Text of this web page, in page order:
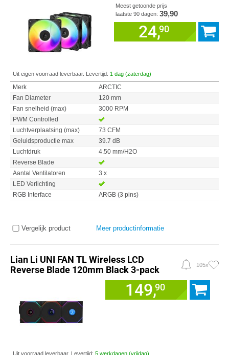
Meest getoonde prijs
laatste 90 dagen: 39,90
24,90
Uit eigen voorraad leverbaar. Levertijd: 1 dag (zaterdag)
Merk
ARCTIC
Fan Diameter
120 mm
Fan snelheid (max)
3000 RPM
PWM Controlled
Luchtverplaatsing (max)
73 CFM
Geluidsproductie max
39.7 dB
Luchtdruk
4.50 mm/H2O
Reverse Blade
Aantal Ventilatoren
3 x
LED Verlichting
RGB Interface
ARGB (3 pins)
Vergelijk product Meer productinformatie
Lian Li UNI FAN TL Wireless LCD
Reverse Blade 120mm Black 3-pack
105x
149,90
Uit voorraad leverbaar. Levertijd: 5 werkdagen (vrijdag)